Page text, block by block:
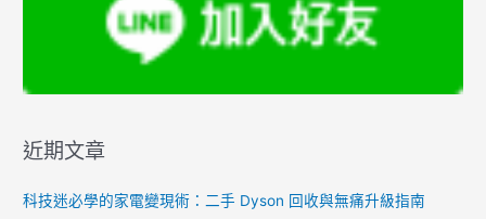
近期文章
科技迷必學的家電變現術：二手 Dyson 回收與無痛升級指南